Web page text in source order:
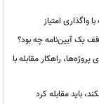
واگذاری امتیاز
یک آیین‌نامه چه بود؟
راهکار مقابله با
باید مقابله کرد